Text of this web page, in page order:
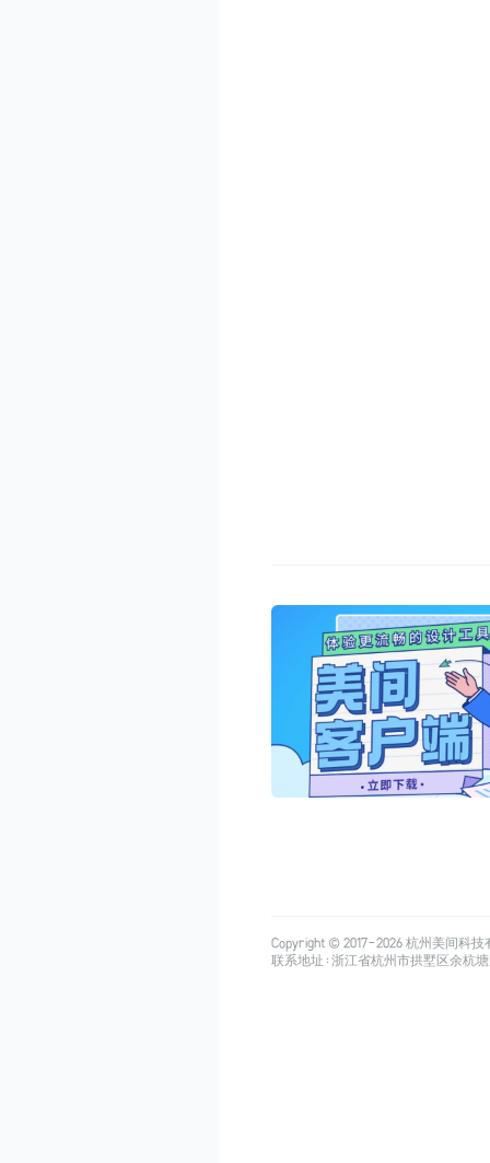
Copyright © 2017-2026杭州美间科技
联系地址：浙江省杭州市拱墅区余杭